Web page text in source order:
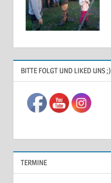
BITTE FOLGT UND LIKED UNS ;)
TERMINE